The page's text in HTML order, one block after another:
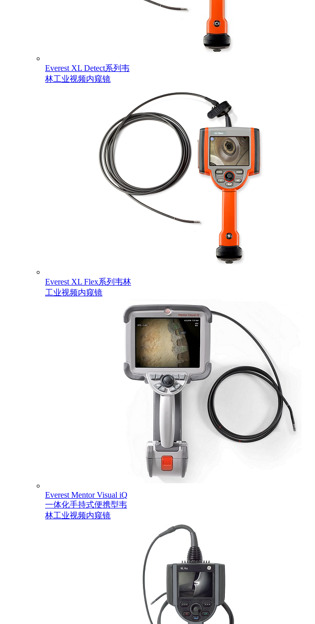
Everest XL Detect系列韦
林工业视频内窥镜
Everest XL Flex系列韦林
工业视频内窥镜
Everest Mentor Visual iQ
一体化手持式便携型韦
林工业视频内窥镜